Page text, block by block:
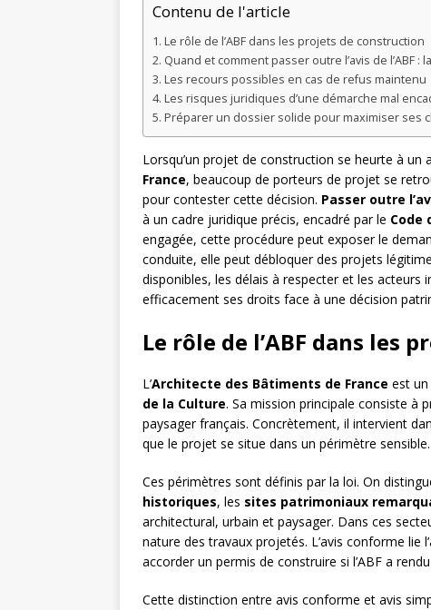
Contenu de l'article
Le rôle de l’ABF dans les projets de construction
Quand et comment passer outre l’avis de l’ABF
Les recours possibles en cas de refus maintenu
Les risques juridiques d’une démarche mal
Préparer un dossier solide pour maximiser ses
Lorsqu’un projet de construction se heurte à un
France, beaucoup de porteurs de projet se
pour contester cette décision. Passer outre
à un cadre juridique précis, encadré par le Code
engagée, cette procédure peut exposer le
conduite, elle peut débloquer des projets
disponibles, les délais à respecter et les
efficacement ses droits face à une décision
Le rôle de l’ABF dans les
L’Architecte des Bâtiments de France est un
de la Culture. Sa mission principale consiste à
paysager français. Concrètement, il intervient
que le projet se situe dans un périmètre sensible.
Ces périmètres sont définis par la loi. On
historiques, les sites patrimoniaux
architectural, urbain et paysager. Dans ces
nature des travaux projetés. L’avis conforme lie
accorder un permis de construire si l’ABF a
Cette distinction entre avis conforme et avis